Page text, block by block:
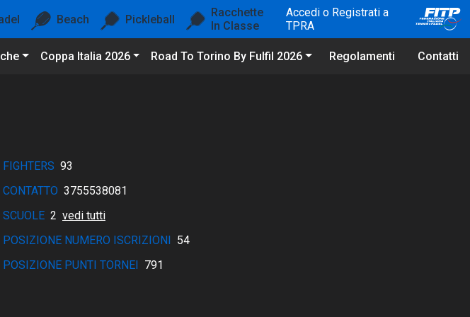
Beach Pickleball
Racchette
In Classe
Accedi o Registrati a
TPRA
Coppa Italia 2026 Road To Torino By Fulfil 2026 Regolamenti Contatti
FIGHTERS 93
CONTATTO 3755538081
SCUOLE 2 vedi tutti
POSIZIONE NUMERO ISCRIZIONI 54
POSIZIONE PUNTI TORNEI 791